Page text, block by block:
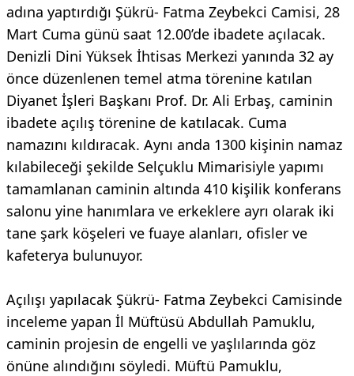
adına yaptırdığı Şükrü- Fatma Zeybekci Camisi, 28
Mart Cuma günü saat 12.00’de ibadete açılacak.
Denizli Dini Yüksek İhtisas Merkezi yanında 32 ay
önce düzenlenen temel atma törenine katılan
Diyanet İşleri Başkanı Prof. Dr. Ali Erbaş, caminin
ibadete açılış törenine de katılacak. Cuma
namazını kıldıracak. Aynı anda 1300 kişinin namaz
kılabileceği şekilde Selçuklu Mimarisiyle yapımı
tamamlanan caminin altında 410 kişilik konferans
salonu yine hanımlara ve erkeklere ayrı olarak iki
tane şark köşeleri ve fuaye alanları, ofisler ve
kafeterya bulunuyor.
Açılışı yapılacak Şükrü- Fatma Zeybekci Camisinde
inceleme yapan İl Müftüsü Abdullah Pamuklu,
caminin projesin de engelli ve yaşlılarında göz
önüne alındığını söyledi. Müftü Pamuklu,